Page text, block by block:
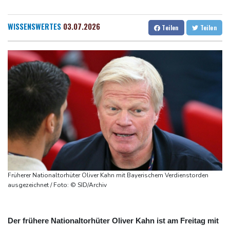
Salzburg
25 °C
Baden-Baden
25 °C
Integrität der Ukraine
Sieg auf der längsten Etappe: Vollering übernimmt
Gesamtführung
Drohne explodiert an der Grenze zwischen Rumänien und
Bulgarien nahe Gaspipeline
Lionel Messi trauert um seinen Vater
Absturz von Ultraleichtflugzeug: 72-jähriger Pilot stirbt in Baden-
Württemberg
Selenskyj warnt in Belgrad vor Folgen russischer Angriffe für
den Winter
WISSENSWERTES 03.07.2026 Teilen Teilen
Früherer Nationaltorhüter Oliver Kahn mit Bayerischem Verdienstorden
ausgezeichnet / Foto: © SID/Archiv
Der frühere Nationaltorhüter Oliver Kahn ist am Freitag mit